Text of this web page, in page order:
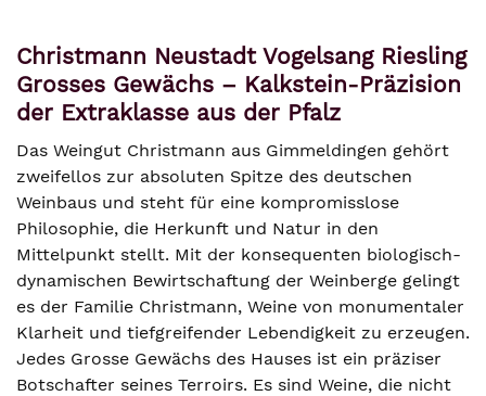
Christmann Neustadt Vogelsang Riesling
Grosses Gewächs – Kalkstein-Präzision
der Extraklasse aus der Pfalz
Das Weingut Christmann aus Gimmeldingen gehört
zweifellos zur absoluten Spitze des deutschen
Weinbaus und steht für eine kompromisslose
Philosophie, die Herkunft und Natur in den
Mittelpunkt stellt. Mit der konsequenten biologisch-
dynamischen Bewirtschaftung der Weinberge gelingt
es der Familie Christmann, Weine von monumentaler
Klarheit und tiefgreifender Lebendigkeit zu erzeugen.
Jedes Grosse Gewächs des Hauses ist ein präziser
Botschafter seines Terroirs. Es sind Weine, die nicht